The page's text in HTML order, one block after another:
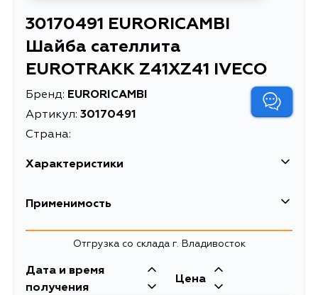
30170491 EURORICAMBI
Шайба сателлита
EUROTRAKK Z41XZ41 IVECO
Бренд: EURORICAMBI
Артикул: 30170491
Страна:
Характеристики
Описание
Шайба сателлита EUROTRAKK
Применимость
Отгрузка со склада г. Владивосток
Дата и время
получения
Цена